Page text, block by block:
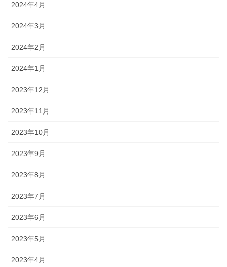
2024年4月
2024年3月
2024年2月
2024年1月
2023年12月
2023年11月
2023年10月
2023年9月
2023年8月
2023年7月
2023年6月
2023年5月
2023年4月